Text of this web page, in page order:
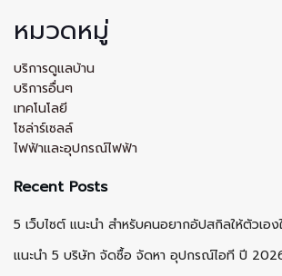
หมวดหมู่
บริการดูแลบ้าน
บริการอื่นๆ
เทคโนโลยี
โซล่าร์เซลล์
ไฟฟ้าและอุปกรณ์ไฟฟ้า
Recent Posts
5 เว็บไซต์ แนะนำ สำหรับคนอยากอัปสกิลให้ตัวเอ
แนะนำ 5 บริษัท จัดซื้อ จัดหา อุปกรณ์ไอที ปี